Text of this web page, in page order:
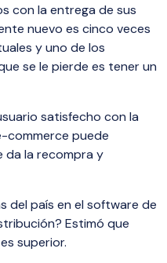
con la entrega de sus
nuevo es cinco veces
y uno de los
se le pierde es tener un
satisfecho con la
commerce puede
da la recompra y
del país en el software de
Estimó que
superior.